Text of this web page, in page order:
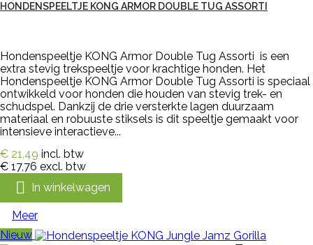
HONDENSPEELTJE KONG ARMOR DOUBLE TUG ASSORTI
Hondenspeeltje KONG Armor Double Tug Assorti is een
extra stevig trekspeeltje voor krachtige honden. Het
Hondenspeeltje KONG Armor Double Tug Assorti is speciaal
ontwikkeld voor honden die houden van stevig trek- en
schudspel. Dankzij de drie versterkte lagen duurzaam
materiaal en robuuste stiksels is dit speeltje gemaakt voor
intensieve interactieve...
€ 21,49 incl. btw
€ 17,76 excl. btw
 In winkelwagen
Meer
Nieuw